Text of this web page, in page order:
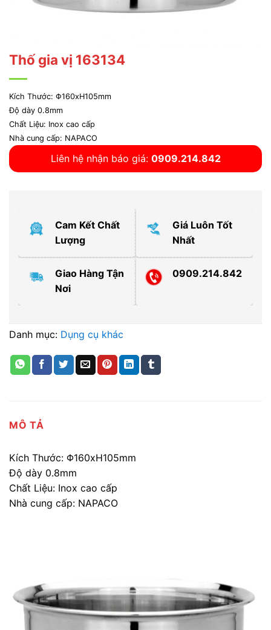
Thố gia vị 163134
Kích Thước: Φ160xH105mm
Độ dày 0.8mm
Chất Liệu: Inox cao cấp
Nhà cung cấp: NAPACO
Liên hệ nhận báo giá: 0909.214.842
Cam Kết Chất
Lượng
Giá Luôn Tốt
Nhất
Giao Hàng Tận
Nơi
0909.214.842
Danh mục: Dụng cụ khác
MÔ TẢ
Kích Thước: Φ160xH105mm
Độ dày 0.8mm
Chất Liệu: Inox cao cấp
Nhà cung cấp: NAPACO